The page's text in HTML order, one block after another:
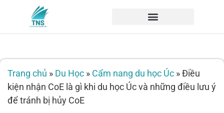
Trang chủ » Du Học » Cẩm nang du học Úc »Điều
kiện nhận CoE là gì khi du học Úc và những điều lưu ý
để tránh bị hủy CoE